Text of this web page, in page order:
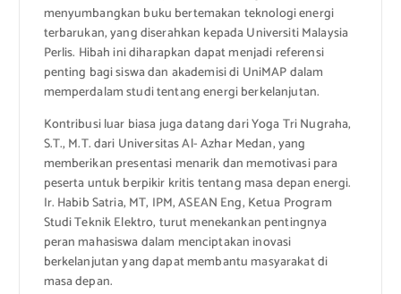
menyumbangkan buku bertemakan teknologi energi
terbarukan, yang diserahkan kepada Universiti Malaysia
Perlis. Hibah ini diharapkan dapat menjadi referensi
penting bagi siswa dan akademisi di UniMAP dalam
memperdalam studi tentang energi berkelanjutan.
Kontribusi luar biasa juga datang dari Yoga Tri Nugraha,
S.T., M.T. dari Universitas Al- Azhar Medan, yang
memberikan presentasi menarik dan memotivasi para
peserta untuk berpikir kritis tentang masa depan energi.
Ir. Habib Satria, MT, IPM, ASEAN Eng, Ketua Program
Studi Teknik Elektro, turut menekankan pentingnya
peran mahasiswa dalam menciptakan inovasi
berkelanjutan yang dapat membantu masyarakat di
masa depan.